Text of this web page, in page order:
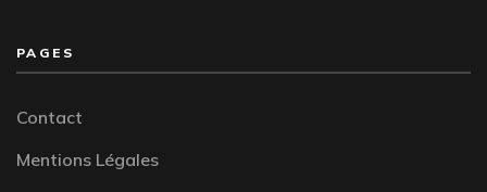
PAGES
Contact
Mentions Légales